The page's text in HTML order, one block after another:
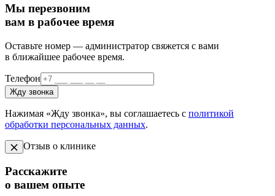
Мы перезвоним
вам в рабочее время
Оставьте номер — администратор свяжется с вами
в ближайшее рабочее время.
Телефон
Жду звонка
Нажимая «Жду звонка», вы соглашаетесь с политикой
обработки персональных данных.
Отзыв о клинике
Расскажите
о вашем опыте